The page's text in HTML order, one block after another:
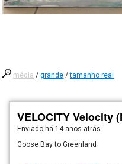
média /grande /tamanho real
VELOCITY Velocity
Enviado há 14 anos atrás
Goose Bay to Greenland